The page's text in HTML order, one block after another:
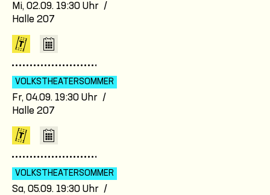
Mi, 02.09. 19:30 Uhr /
Halle 207
VOLKSTHEATER­SOMMER
Fr, 04.09. 19:30 Uhr /
Halle 207
VOLKSTHEATER­SOMMER
Sa, 05.09. 19:30 Uhr /